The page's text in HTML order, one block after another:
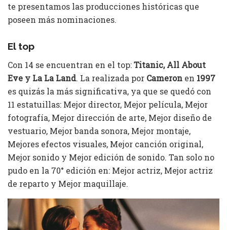
te presentamos las producciones históricas que
poseen más nominaciones.
El top
Con 14 se encuentran en el top:Titanic, All About
Eve y La La Land. La realizada por Cameron en 1997
es quizás la más significativa, ya que se quedó con
11 estatuillas: Mejor director, Mejor película, Mejor
fotografía, Mejor dirección de arte, Mejor diseño de
vestuario, Mejor banda sonora, Mejor montaje,
Mejores efectos visuales, Mejor canción original,
Mejor sonido y Mejor edición de sonido. Tan solo no
pudo en la 70° edición en: Mejor actriz, Mejor actriz
de reparto y Mejor maquillaje.